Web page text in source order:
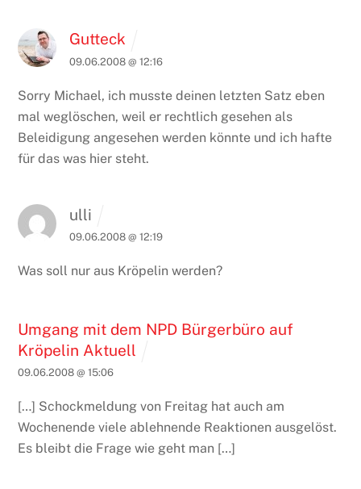
Gutteck
09.06.2008 @ 12:16
Sorry Michael, ich musste deinen letzten Satz eben
mal weglöschen, weil er rechtlich gesehen als
Beleidigung angesehen werden könnte und ich hafte
für das was hier steht.
ulli
09.06.2008 @ 12:19
Was soll nur aus Kröpelin werden?
Umgang mit dem NPD Bürgerbüro auf
Kröpelin Aktuell
09.06.2008 @ 15:06
[…] Schockmeldung von Freitag hat auch am
Wochenende viele ablehnende Reaktionen ausgelöst.
Es bleibt die Frage wie geht man […]